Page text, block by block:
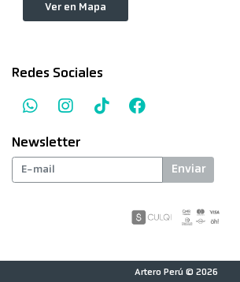
Ver en Mapa
Redes Sociales
Newsletter
Enviar
Artero Perú © 2026